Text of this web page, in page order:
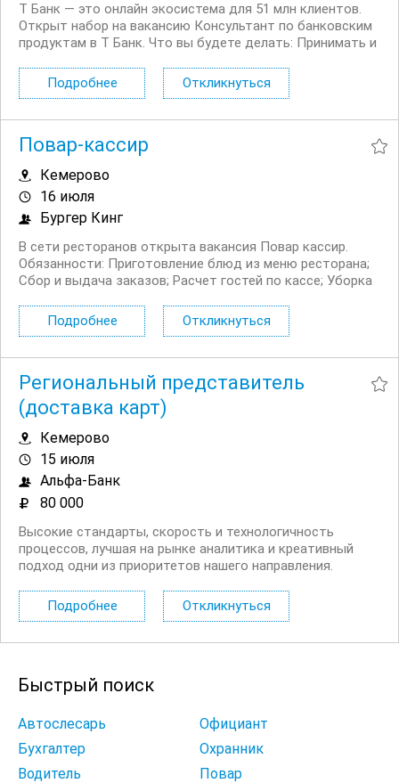
Т Банк — это онлайн экосистема для 51 млн клиентов.
Открыт набор на вакансию Консультант по банковским
продуктам в Т Банк. Что вы будете делать: Принимать и
Консультировать действующих и потенциальных
клиентов банка по телефону и в чате Вам...
Подробнее Откликнуться
Повар-кассир
Кемерово
16 июля
Бургер Кинг
В сети ресторанов открыта вакансия Повар кассир.
Обязанности: Приготовление блюд из меню ресторана;
Сбор и выдача заказов; Расчет гостей по кассе; Уборка
гостям ресторана. Условия: Официальное...
Подробнее Откликнуться
Региональный представитель
(доставка карт)
Кемерово
15 июля
Альфа-Банк
80 000
Высокие стандарты, скорость и технологичность
процессов, лучшая на рынке аналитика и креативный
подход одни из приоритетов нашего направления.
представителей для доставки карт. Чем предстоит
заниматься: Доставлять клиентам банковские
Подробнее Откликнуться
Быстрый поиск
Автослесарь
Официант
Бухгалтер
Охранник
Водитель
Повар